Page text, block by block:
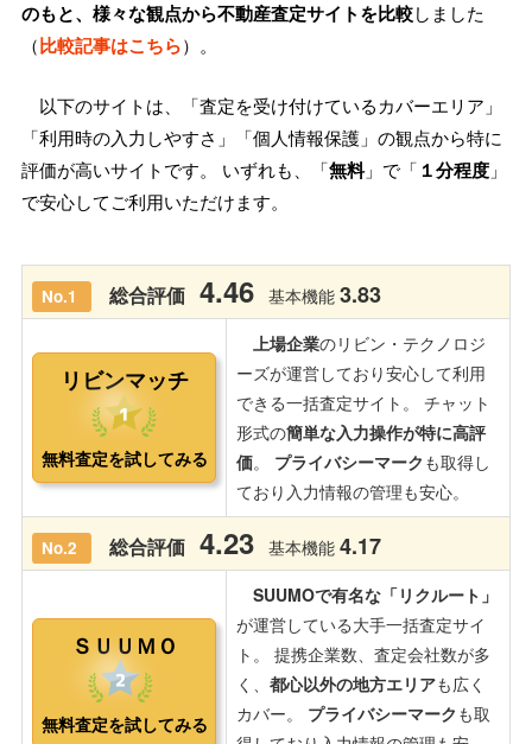
のもと、様々な観点から不動産査定サイトを比較しました
（比較記事はこちら）。
以下のサイトは、「査定を受け付けているカバーエリア」
「利用時の入力しやすさ」「個人情報保護」の観点から特に
評価が高いサイトです。 いずれも、「無料」で「 １分程度 」
で安心してご利用いただけます。